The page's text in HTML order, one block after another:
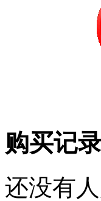
购买记
还没有